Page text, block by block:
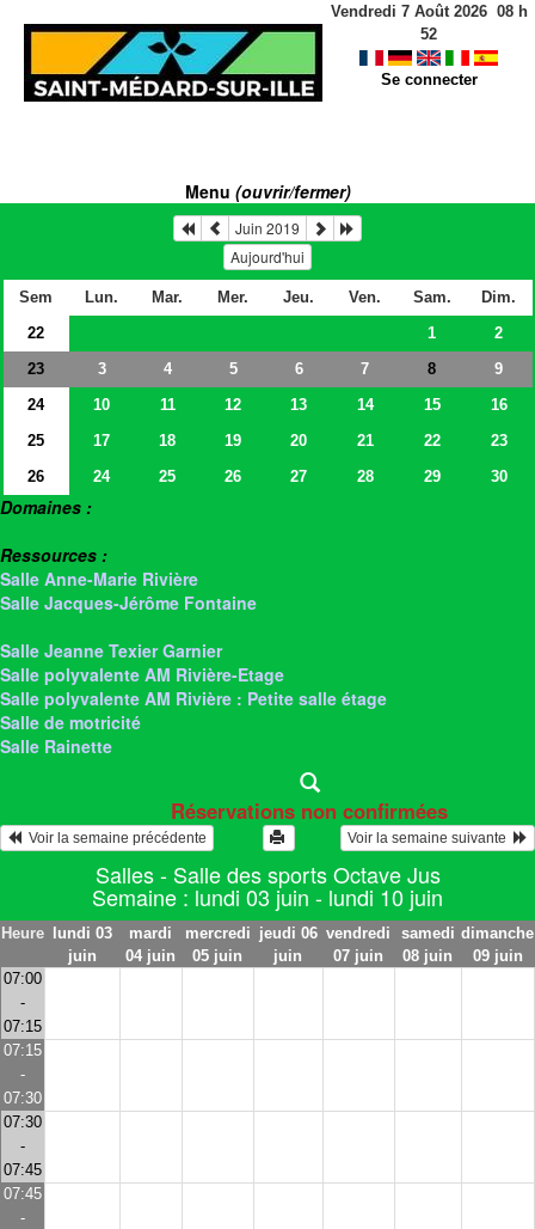
Vendredi 7 Août 2026 08h
52
Se connecter
Menu (ouvrir/fermer)
Juin 2019
Aujourd'hui
Sem Lun. Mar. Mer. Jeu. Ven. Sam.
Dim.
22
1
2
23
3 4 5 6 7 8
9
24
10 11 12 13 14 15
16
25
17 18 19 20 21 22
23
26
24 25 26 27 28 29 30
Domaines :
Ressources :
Salle Anne-Marie Rivière
Salle Jacques-Jérôme Fontaine
Salle Jeanne Texier Garnier
Salle polyvalente AM Rivière-Etage
Salle polyvalente AM Rivière : Petite salle étage
Salle de motricité
Salle Rainette
Réservations non confirmées
  Voir la semaine précédente
Voir la semaine suivante
Salles - Salle des sports Octave Jus
Semaine : lundi 03 juin - lundi 10 juin
Heure lundi 03
juin
mardi
04 juin
mercredi
05 juin
jeudi 06
juin
vendredi
07 juin
samedi
08 juin
dimanche
09 juin
07:00
-
07:15
07:15
-
07:30
07:30
-
07:45
07:45
-